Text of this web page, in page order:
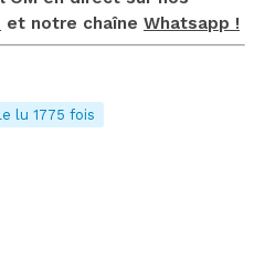
et notre chaîne Whatsapp !
lu 1775 fois